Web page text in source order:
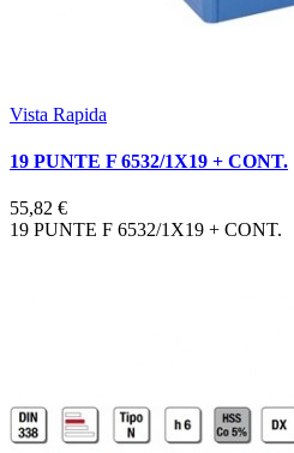
Vista Rapida
19 PUNTE F 6532/1X19 + CONT.
55,82 €
19 PUNTE F 6532/1X19 + CONT.